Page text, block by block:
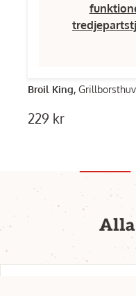
Broil King,
229 kr